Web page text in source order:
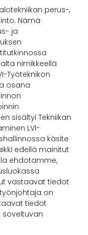
perus-,
Nämä
ja
nimikkeellä
Työteknikon
osana
sisältyi Tekniikan
LVI-
käsite
edellä mainitut
ehdotamme,
vastaavat tiedot
on
tiedot
soveltuvan